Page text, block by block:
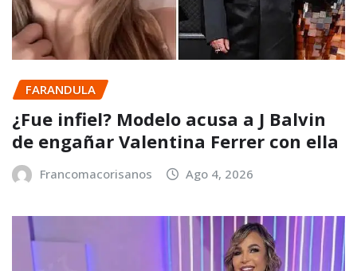
FARANDULA
¿Fue infiel? Modelo acusa a J Balvin
de engañar Valentina Ferrer con ella
Francomacorisanos Ago 4, 2026